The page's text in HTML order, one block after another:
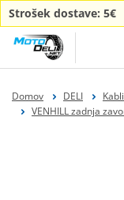
Strošek dostave: 5€
Domov DELI
VENHILL zadnja